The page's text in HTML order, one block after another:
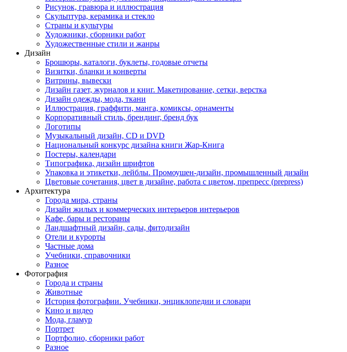
Рисунок, гравюра и иллюстрация
Скульптура, керамика и стекло
Страны и культуры
Художники, сборники работ
Художественные стили и жанры
Дизайн
Брошюры, каталоги, буклеты, годовые отчеты
Визитки, бланки и конверты
Витрины, вывески
Дизайн газет, журналов и книг. Макетирование, сетки, верстка
Дизайн одежды, мода, ткани
Иллюстрация, граффити, манга, комиксы, орнаменты
Корпоративный стиль, брендинг, бренд бук
Логотипы
Музыкальный дизайн, СD и DVD
Национальный конкурс дизайна книги Жар-Книга
Постеры, календари
Типографика, дизайн шрифтов
Упаковка и этикетки, лейблы. Промоушен-дизайн, промышленный дизайн
Цветовые сочетания, цвет в дизайне, работа с цветом, препресс (prepress)
Архитектура
Города мира, страны
Дизайн жилых и коммерческих интерьеров интерьеров
Кафе, бары и рестораны
Ландшафтный дизайн, сады, фитодизайн
Отели и курорты
Частные дома
Учебники, справочники
Разное
Фотография
Города и страны
Животные
История фотографии. Учебники, энциклопедии и словари
Кино и видео
Мода, гламур
Портрет
Портфолио, сборники работ
Разное